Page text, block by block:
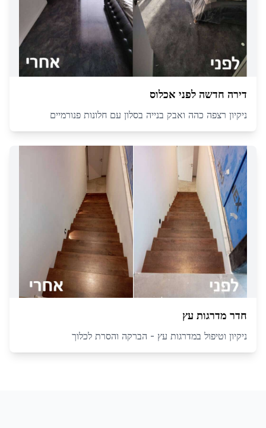
דירה חדשה לפני אכלוס
ניקיון רצפה כהה ואבק בנייה בסלון עם חלונות פנורמיים
חדר מדרגות עץ
ניקיון וטיפול במדרגות עץ - הברקה והסרת לכלוך